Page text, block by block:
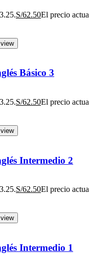
S/62.50El precio
Básico 3
S/62.50El precio
Intermedio 2
S/62.50El precio
Intermedio 1